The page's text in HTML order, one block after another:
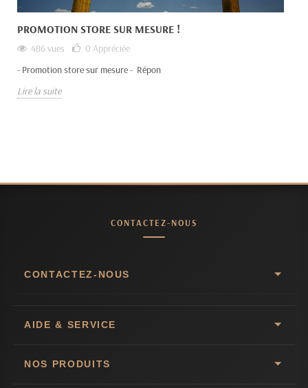
PROMOTION STORE SUR MESURE !
486 vues 0 Appréciée
- Promotion store sur mesure - Répon
Lire la suite
CONTACTEZ-NOUS
CONTACTEZ-NOUS
AIDE & SERVICE
NOS PRODUITS